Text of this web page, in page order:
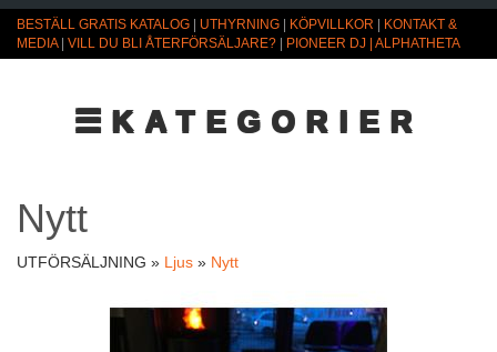
BESTÄLL GRATIS KATALOG UTHYRNING KÖPVILLKOR
KONTAKT &
MEDIA| VILL DU BLI ÅTERFÖRSÄLJARE? PIONEER DJ | ALPHATHETA
☰KATEGORIER
Nytt
UTFÖRSÄLJNING » Ljus » Nytt